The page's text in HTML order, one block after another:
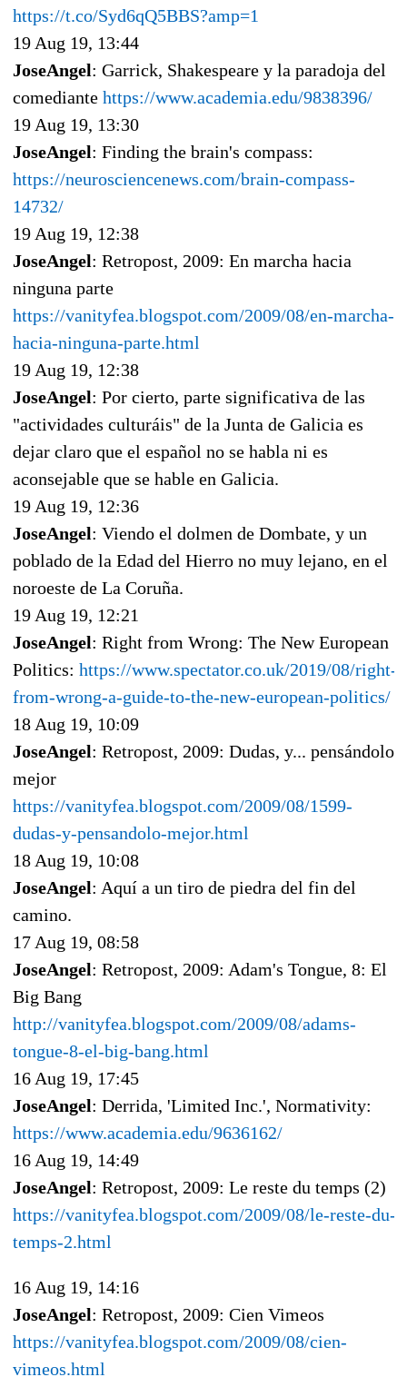
https://t.co/Syd6qQ5BBS?amp=1
19 Aug 19, 13:44
JoseAngel: Garrick, Shakespeare y la paradoja del
comediante https://www.academia.edu/9838396/
19 Aug 19, 13:30
JoseAngel: Finding the brain's compass:
https://neurosciencenews.com/brain-compass-
14732/
19 Aug 19, 12:38
JoseAngel: Retropost, 2009: En marcha hacia
ninguna parte
https://vanityfea.blogspot.com/2009/08/en-marcha-
hacia-ninguna-parte.html
19 Aug 19, 12:38
JoseAngel: Por cierto, parte significativa de las
"actividades culturáis" de la Junta de Galicia es
dejar claro que el español no se habla ni es
aconsejable que se hable en Galicia.
19 Aug 19, 12:36
JoseAngel: Viendo el dolmen de Dombate, y un
poblado de la Edad del Hierro no muy lejano, en el
noroeste de La Coruña.
19 Aug 19, 12:21
JoseAngel: Right from Wrong: The New European
Politics: https://www.spectator.co.uk/2019/08/right-
from-wrong-a-guide-to-the-new-european-politics/
18 Aug 19, 10:09
JoseAngel: Retropost, 2009: Dudas, y... pensándolo
mejor
https://vanityfea.blogspot.com/2009/08/1599-
dudas-y-pensandolo-mejor.html
18 Aug 19, 10:08
JoseAngel: Aquí a un tiro de piedra del fin del
camino.
17 Aug 19, 08:58
JoseAngel: Retropost, 2009: Adam's Tongue, 8: El
Big Bang
http://vanityfea.blogspot.com/2009/08/adams-
tongue-8-el-big-bang.html
16 Aug 19, 17:45
JoseAngel: Derrida, 'Limited Inc.', Normativity:
https://www.academia.edu/9636162/
16 Aug 19, 14:49
JoseAngel: Retropost, 2009: Le reste du temps (2)
https://vanityfea.blogspot.com/2009/08/le-reste-du-
temps-2.html
16 Aug 19, 14:16
JoseAngel: Retropost, 2009: Cien Vimeos
https://vanityfea.blogspot.com/2009/08/cien-
vimeos.html